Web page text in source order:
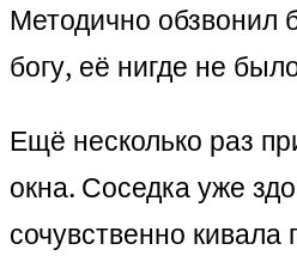
Методично обзвонил
богу, её нигде не
Ещё несколько раз
окна. Соседка уже
сочувственно кивала